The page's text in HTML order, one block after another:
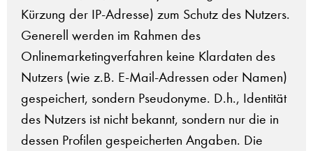
Kürzung der IP-Adresse) zum Schutz des Nutzers.
Generell werden im Rahmen des
Onlinemarketingverfahren keine Klardaten des
Nutzers (wie z.B. E-Mail-Adressen oder Namen)
gespeichert, sondern Pseudonyme. D.h., Identität
des Nutzers ist nicht bekannt, sondern nur die in
dessen Profilen gespeicherten Angaben. Die